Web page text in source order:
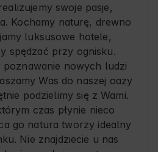
swoje pasje,
Kochamy naturę, drewno
luksusowe hotele,
spędzać przy ognisku.
poznawanie nowych ludzi
Was do naszej oazy
podzielimy się z Wami.
czas płynie nieco
go natura tworzy idealny
Nie znajdziecie u nas